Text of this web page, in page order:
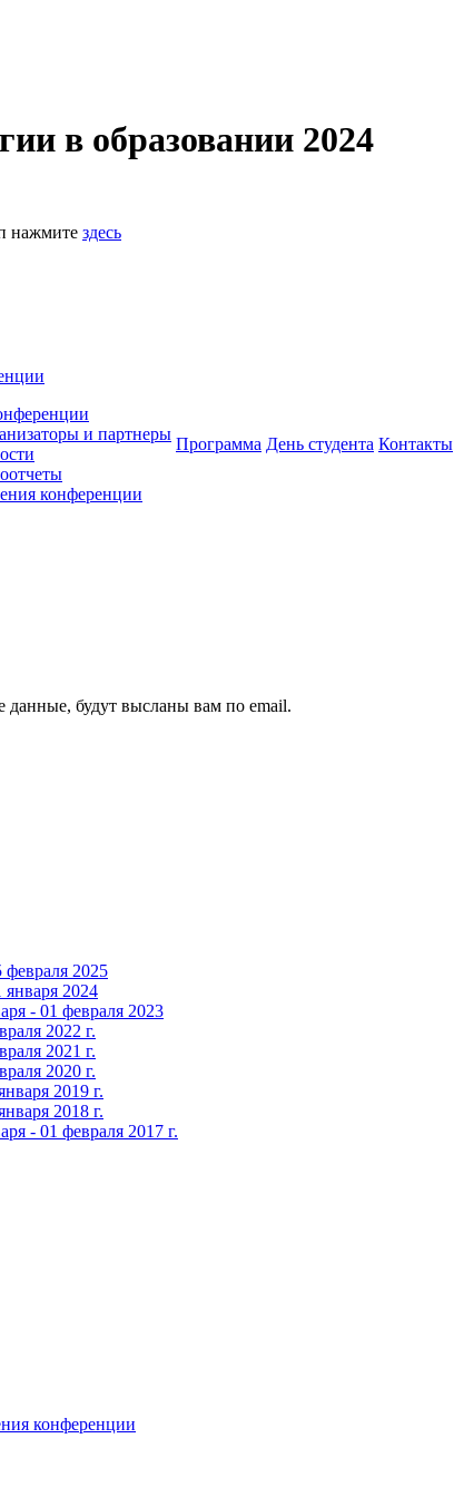
в образовании 2024
нажмите здесь
и партнеры
конференции
Программа День студента Контакты
данные, будут высланы вам по email.
2025
2024
- 01 февраля 2023
2022 г.
2021 г.
2020 г.
2019 г.
2018 г.
- 01 февраля 2017 г.
конференции